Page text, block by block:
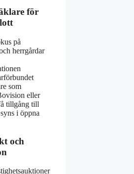
för
på
herrgårdar
som
eller
tillgång till
i öppna
och